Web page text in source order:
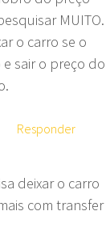
MUITO.
o carro se o
sair o preço do
Responder
deixar o carro
com transfer